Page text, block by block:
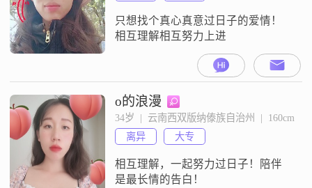
只想找个真心真意过日子的爱情！
相互理解相互努力上进
o的浪漫
34岁  |  云南西双版纳傣族自治州  |  160cm
离异
大专
相互理解，一起努力过日子！陪伴
是最长情的告白！